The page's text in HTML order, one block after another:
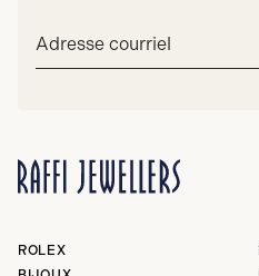
Adresse
ROLEX